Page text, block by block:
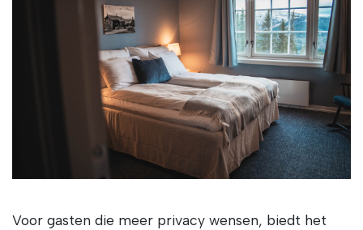
Voor gasten die meer privacy wensen, biedt het